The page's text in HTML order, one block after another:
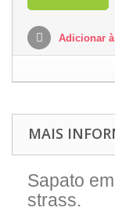
Adicionar
MAIS
Sapato
strass.